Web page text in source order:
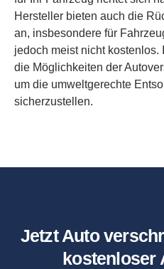
Hersteller bieten auch die
an, insbesondere für
jedoch meist nicht kostenlos.
die Möglichkeiten der
um die umweltgerechte
sicherzustellen.
Jetzt Auto
kostenloser